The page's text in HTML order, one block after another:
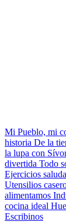
Mi Pueblo, mi
historia De la
la lupa con
divertida Todo
Ejercicios
Utensilios
alimentamos
cocina ideal
Escribinos